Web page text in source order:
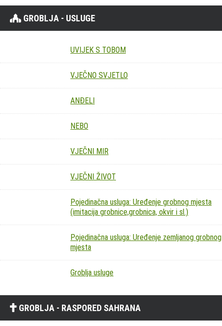
GROBLJA - USLUGE
UVIJEK S TOBOM
VJEČNO SVJETLO
ANĐELI
NEBO
VJEČNI MIR
VJEČNI ŽIVOT
Pojedinačna usluga: Uređenje grobnog mjesta
(imitacija grobnice,grobnica, okvir i sl.)
Pojedinačna usluga: Uređenje zemljanog grobnog
mjesta
Groblja usluge
GROBLJA - RASPORED SAHRANA